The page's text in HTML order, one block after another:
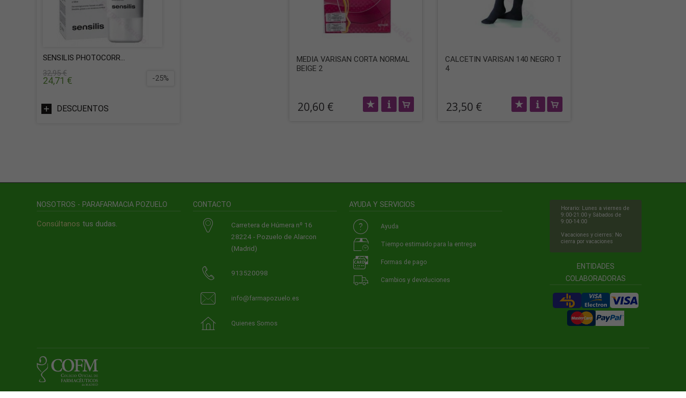
SENSILIS PHOTOCORR...
32,95 €
-25%
24,71 €
DESCUENTOS
MEDIA VARISAN CORTA NORMAL
BEIGE 2
20,60 €
CALCETIN VARISAN 140 NEGRO T
4
23,50 €
NOSOTROS - PARAFARMACIA POZUELO
Consúltanos tus dudas.
CONTACTO
Carretera de Húmera nº 16
28224 - Pozuelo de Alarcon
(Madrid)
913520098
info@farmapozuelo.es
Quienes Somos
AYUDA Y SERVICIOS
Ayuda
Tiempo estimado para la entrega
Formas de pago
Cambios y devoluciones
Horario: Lunes a viernes de
9:00-21:00 y Sábados de
9:00-14:00
Vacaciones y cierres: No
cierra por vacaciones
ENTIDADES
COLABORADORAS